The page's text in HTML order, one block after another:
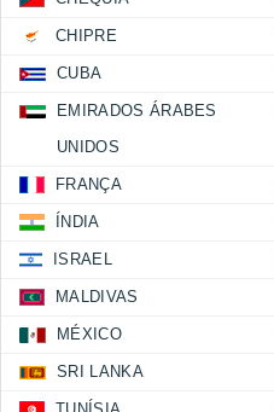
CHIPRE
CUBA
EMIRADOS ÁRABES
UNIDOS
FRANÇA
ÍNDIA
ISRAEL
MALDIVAS
MÉXICO
SRI LANKA